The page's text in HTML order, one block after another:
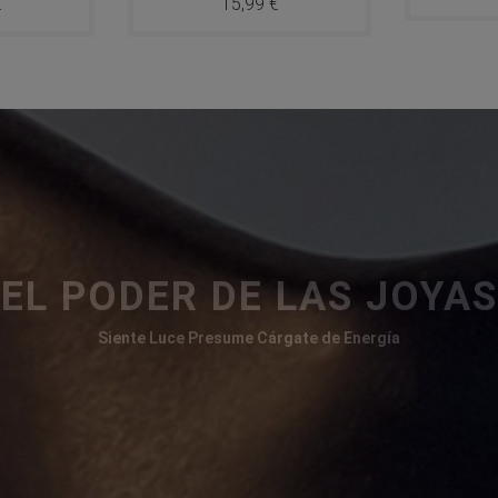
EL PODER DE LAS JOYAS
Siente Luce Presume Cárgate de Energía